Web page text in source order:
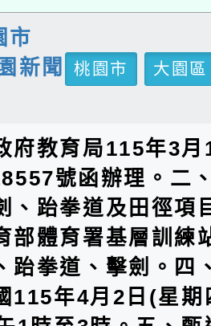
市
新聞
桃園市
大園區
府教育局115年3
號函辦理。二
、跆拳道及田徑項
部體育署基層訓練
跆拳道、擊劍。四
115年4月2日(星